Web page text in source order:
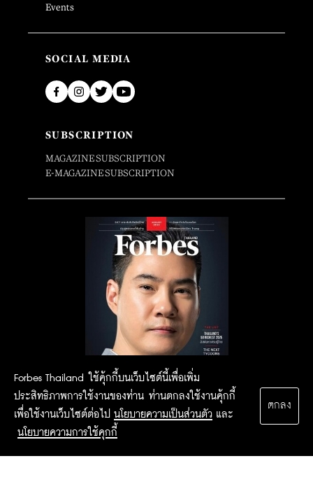
Forbes Thailand ใช้คุ้กกี้บนเว็บไซต์นี้เพื่อเพิ่ม
ประสิทธิภาพการใช้งานของท่าน ท่านตกลงใช้งานคุ้กกี้
เพื่อใช้งานเว็บไซต์ต่อไป นโยบายความเป็นส่วนตัว และ
นโยบายความการใช้คุกกี้
ตกลง
Events
SOCIAL MEDIA
SUBSCRIPTION
MAGAZINE SUBSCRIPTION
E-MAGAZINE SUBSCRIPTION
2015 Forbesthailand.com ALL RIGHTS RESERVED